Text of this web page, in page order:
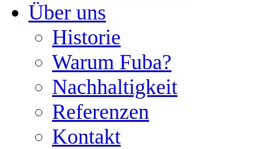
Über uns
Historie
Warum Fuba?
Nachhaltigkeit
Referenzen
Kontakt